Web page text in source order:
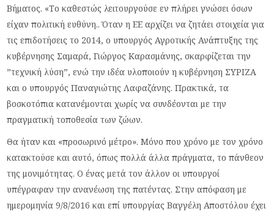
Βήματος. «Το καθεστώς λειτουργούσε εν πλήρει γνώσει όσων
είχαν πολιτική ευθύνη.. Όταν η ΕΕ αρχίζει να ζητάει στοιχεία για
τις επιδοτήσεις το 2014, ο υπουργός Αγροτικής Ανάπτυξης της
κυβέρνησης Σαμαρά, Γιώργος Καρασμάνης, σκαρφίζεται την
”τεχνική λύση”, ενώ την ιδέα υλοποιούν η κυβέρνηση ΣΥΡΙΖΑ
και ο υπουργός Παναγιώτης Λαφαζάνης. Πρακτικά, τα
βοσκοτόπια κατανέμονται χωρίς να συνδέονται με την
πραγματική τοποθεσία των ζώων.
Θα ήταν και «προσωρινό μέτρο». Μόνο που χρόνο με τον χρόνο
κατακτούσε και αυτό, όπως πολλά άλλα πράγματα, το πάνθεον
της μονιμότητας. Ο ένας μετά τον άλλον οι υπουργοί
υπέγραφαν την ανανέωση της πατέντας. Στην απόφαση με
ημερομηνία 9/8/2016 και επί υπουργίας Βαγγέλη Αποστόλου έχει